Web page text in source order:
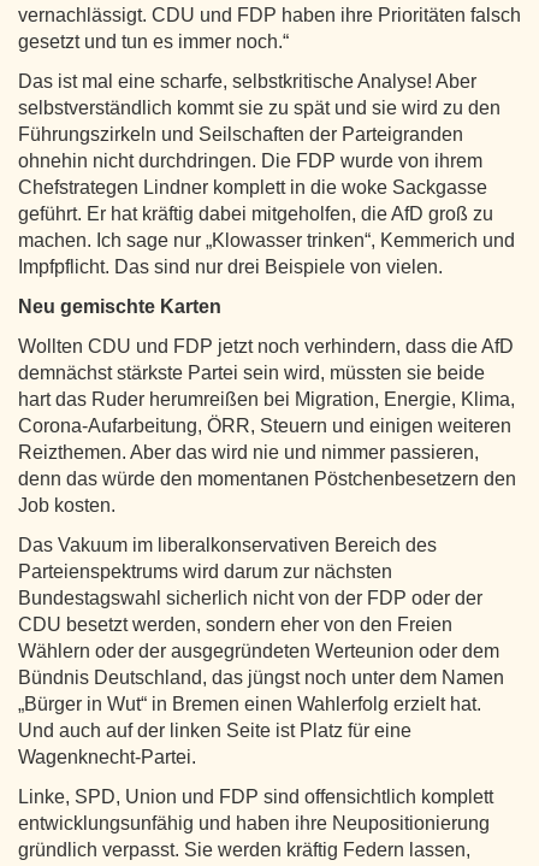
vernachlässigt. CDU und FDP haben ihre Prioritäten falsch
gesetzt und tun es immer noch.“
Das ist mal eine scharfe, selbstkritische Analyse! Aber
selbstverständlich kommt sie zu spät und sie wird zu den
Führungszirkeln und Seilschaften der Parteigranden
ohnehin nicht durchdringen. Die FDP wurde von ihrem
Chefstrategen Lindner komplett in die woke Sackgasse
geführt. Er hat kräftig dabei mitgeholfen, die AfD groß zu
machen. Ich sage nur „Klowasser trinken“, Kemmerich und
Impfpflicht. Das sind nur drei Beispiele von vielen.
Neu gemischte Karten
Wollten CDU und FDP jetzt noch verhindern, dass die AfD
demnächst stärkste Partei sein wird, müssten sie beide
hart das Ruder herumreißen bei Migration, Energie, Klima,
Corona-Aufarbeitung, ÖRR, Steuern und einigen weiteren
Reizthemen. Aber das wird nie und nimmer passieren,
denn das würde den momentanen Pöstchenbesetzern den
Job kosten.
Das Vakuum im liberalkonservativen Bereich des
Parteienspektrums wird darum zur nächsten
Bundestagswahl sicherlich nicht von der FDP oder der
CDU besetzt werden, sondern eher von den Freien
Wählern oder der ausgegründeten Werteunion oder dem
Bündnis Deutschland, das jüngst noch unter dem Namen
„Bürger in Wut“ in Bremen einen Wahlerfolg erzielt hat.
Und auch auf der linken Seite ist Platz für eine
Wagenknecht-Partei.
Linke, SPD, Union und FDP sind offensichtlich komplett
entwicklungsunfähig und haben ihre Neupositionierung
gründlich verpasst. Sie werden kräftig Federn lassen,